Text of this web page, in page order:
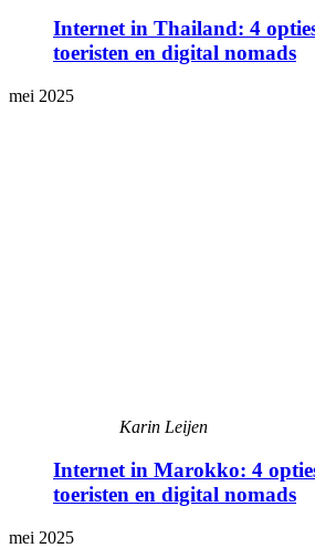
Internet in Thailand: 4
toeristen en digital nomads
mei 2025
Karin Leijen
Internet in Marokko: 4
toeristen en digital nomads
mei 2025